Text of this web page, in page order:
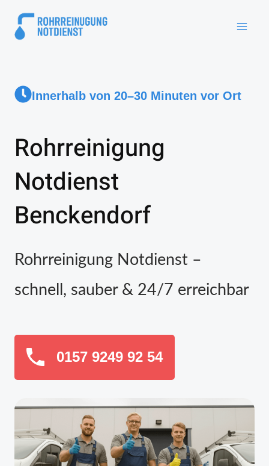
Innerhalb von 20–30 Minuten vor Ort
Rohrreinigung
Notdienst
Benckendorf
Rohrreinigung Notdienst –
schnell, sauber & 24/7 erreichbar
0157 9249 92 54